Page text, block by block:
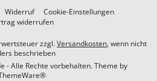
Widerruf
Cookie-Einstellungen
widerrufen
zzgl.Versandkosten, wenn nicht
beschrieben
- Alle Rechte vorbehalten. Theme by